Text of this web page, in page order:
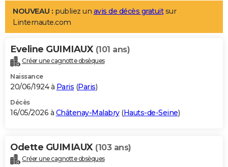
LIFESTYLE
Art de vivre
Bien-être
Loisirs
Mode
Modes de vie
Alimentation
Guide de la santé
Maladies
Médicaments
Sommeil
VOYAGE
Destinations
City break
Voyage nature
Voyage de noces
Forum
Climat
+PHOTO
GUIDES D'ACHAT
BONS PLANS
Carte de Noël
Carte Bonne année
Carte Saint-Valentin
Carte Pâques
Carte d'anniversaire
DICTIONNAIRE
NOUVEAU : publiez un avis de décès gratuitsur
Linternaute.com
Eveline GUIMIAUX (101 ans)
Créer une cagnotte obsèques
Naissance
20/06/1924 à Paris (Paris)
Décès
16/05/2026 à Châtenay-Malabry(Hauts-de-Seine)
Odette GUIMIAUX (103 ans)
Créer une cagnotte obsèques